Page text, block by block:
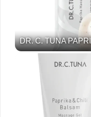
DR. C. TUNA